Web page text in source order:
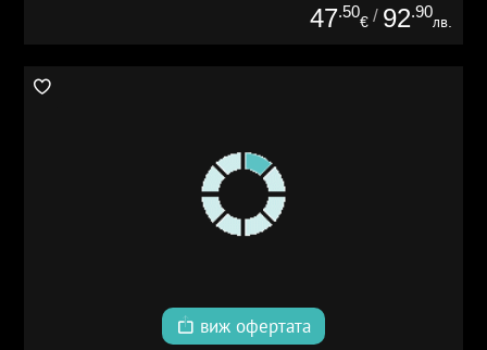
47.50
€ / 92.90
лв.
виж офертата